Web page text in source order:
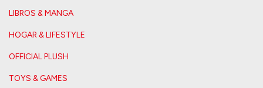
LIBROS & MANGA
HOGAR & LIFESTYLE
OFFICIAL PLUSH
TOYS & GAMES